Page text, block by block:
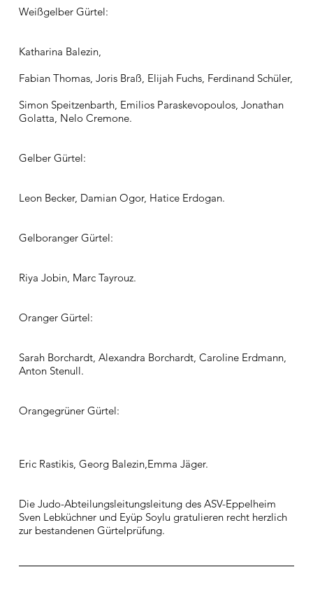
Weißgelber Gürtel:
Katharina Balezin,
Fabian Thomas, Joris Braß, Elijah Fuchs, Ferdinand Schüler,
Simon Speitzenbarth, Emilios Paraskevopoulos, Jonathan
Golatta, Nelo Cremone.
Gelber Gürtel:
Leon Becker, Damian Ogor, Hatice Erdogan.
Gelboranger Gürtel:
Riya Jobin, Marc Tayrouz.
Oranger Gürtel:
Sarah Borchardt, Alexandra Borchardt, Caroline Erdmann,
Anton Stenull.
Orangegrüner Gürtel:
Eric Rastikis, Georg Balezin,Emma Jäger.
Die Judo-Abteilungsleitungsleitung des ASV-Eppelheim
Sven Lebküchner und Eyüp Soylu gratulieren recht herzlich
zur bestandenen Gürtelprüfung.